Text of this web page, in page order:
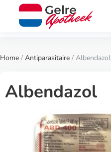
Home / Antiparasitaire / Albendazol
Albendazol